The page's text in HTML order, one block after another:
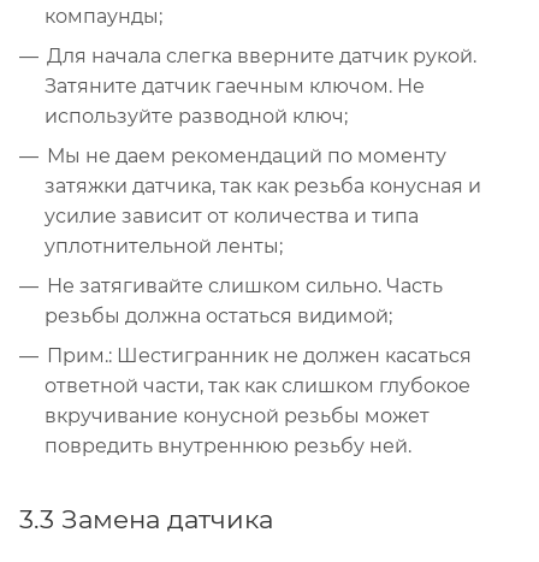
компаунды;
Для начала слегка вверните датчик рукой.
Затяните датчик гаечным ключом. Не
используйте разводной ключ;
Мы не даем рекомендаций по моменту
затяжки датчика, так как резьба конусная и
усилие зависит от количества и типа
уплотнительной ленты;
Не затягивайте слишком сильно. Часть
резьбы должна остаться видимой;
Прим.: Шестигранник не должен касаться
ответной части, так как слишком глубокое
вкручивание конусной резьбы может
повредить внутреннюю резьбу ней.
3.3 Замена датчика